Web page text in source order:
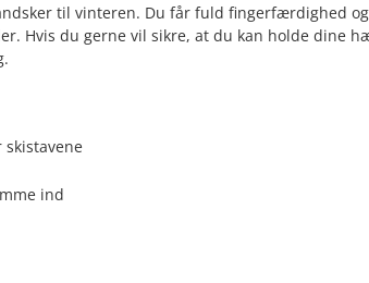
til vinteren. Du får fuld fingerfærdighed
Hvis du gerne vil sikre, at du kan holde dine
skistavene
ind